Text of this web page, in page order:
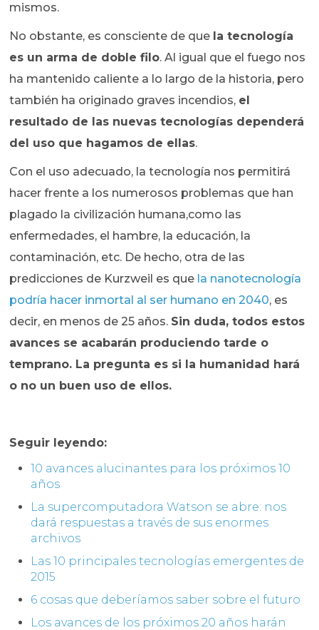
mismos.
No obstante, es consciente de que la tecnología
es un arma de doble filo. Al igual que el fuego nos
ha mantenido caliente a lo largo de la historia, pero
también ha originado graves incendios, el
resultado de las nuevas tecnologías dependerá
del uso que hagamos de ellas.
Con el uso adecuado, la tecnología nos permitirá
hacer frente a los numerosos problemas que han
plagado la civilización humana,como las
enfermedades, el hambre, la educación, la
contaminación, etc. De hecho, otra de las
predicciones de Kurzweil es que la nanotecnología
podría hacer inmortal al ser humano en 2040, es
decir, en menos de 25 años. Sin duda, todos estos
avances se acabarán produciendo tarde o
temprano. La pregunta es si la humanidad hará
o no un buen uso de ellos.
Seguir leyendo:
10 avances alucinantes para los próximos 10
años
La supercomputadora Watson se abre: nos
dará respuestas a través de sus enormes
archivos
Las 10 principales tecnologías emergentes de
2015
6 cosas que deberíamos saber sobre el futuro
Los avances de los próximos 20 años harán